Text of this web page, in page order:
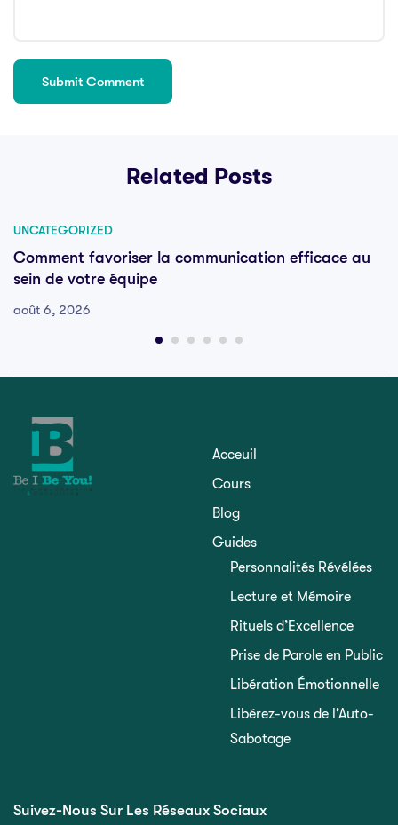
Related Posts
UNCATEGORIZED
Comment favoriser la communication efficace au
sein de votre équipe
août 6, 2026
Acceuil
Cours
Blog
Guides
Personnalités Révélées
Lecture et Mémoire
Rituels d’Excellence
Prise de Parole en Public
Libération Émotionnelle
Libérez-vous de l’Auto-
Sabotage
Suivez-Nous Sur Les Réseaux Sociaux